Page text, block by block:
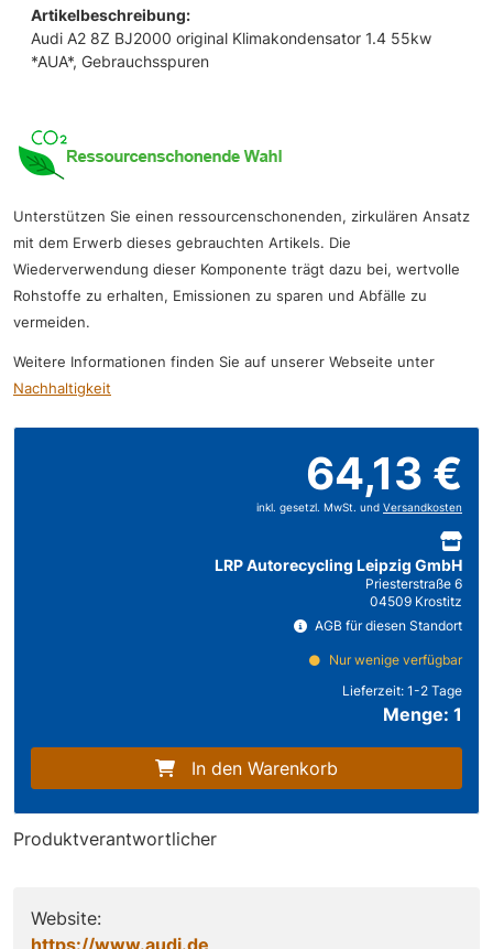
Artikelbeschreibung:
Audi A2 8Z BJ2000 original Klimakondensator 1.4 55kw
*AUA*, Gebrauchsspuren
Unterstützen Sie einen ressourcenschonenden, zirkulären Ansatz
mit dem Erwerb dieses gebrauchten Artikels. Die
Wiederverwendung dieser Komponente trägt dazu bei, wertvolle
Rohstoffe zu erhalten, Emissionen zu sparen und Abfälle zu
vermeiden.
Weitere Informationen finden Sie auf unserer Webseite unter
Nachhaltigkeit
64,13 €
inkl. gesetzl. MwSt. und Versandkosten
LRP Autorecycling Leipzig GmbH
Priesterstraße 6
04509 Krostitz
AGB für diesen Standort
Nur wenige verfügbar
Lieferzeit: 1-2 Tage
Menge: 1
In den Warenkorb
Produktverantwortlicher
Website:
https://www.audi.de